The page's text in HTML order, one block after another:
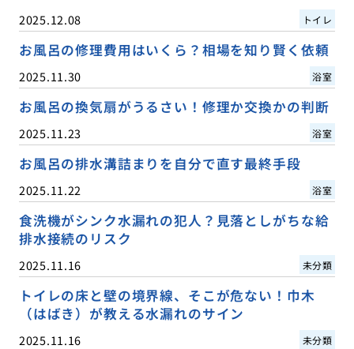
2025.12.08 トイレ
お風呂の修理費用はいくら？相場を知り賢く依頼
2025.11.30 浴室
お風呂の換気扇がうるさい！修理か交換かの判断
2025.11.23 浴室
お風呂の排水溝詰まりを自分で直す最終手段
2025.11.22 浴室
食洗機がシンク水漏れの犯人？見落としがちな給
排水接続のリスク
2025.11.16 未分類
トイレの床と壁の境界線、そこが危ない！巾木
（はばき）が教える水漏れのサイン
2025.11.16 未分類